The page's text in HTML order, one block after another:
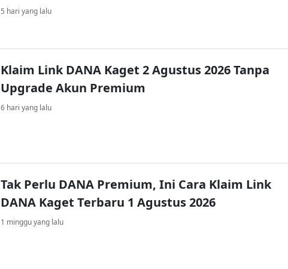
5 hari yang lalu
Klaim Link DANA Kaget 2 Agustus 2026 Tanpa
Upgrade Akun Premium
6 hari yang lalu
Tak Perlu DANA Premium, Ini Cara Klaim Link
DANA Kaget Terbaru 1 Agustus 2026
1 minggu yang lalu